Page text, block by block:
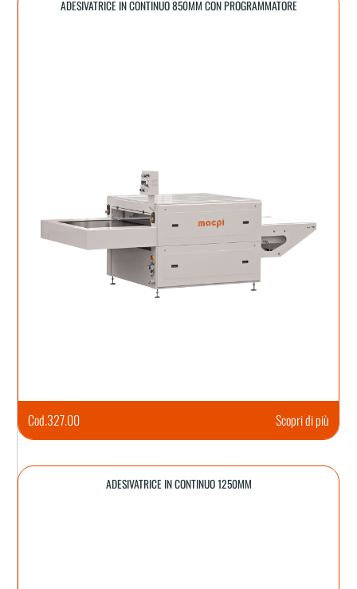
ADESIVATRICE IN CONTINUO 850MM CON PROGRAMMATORE
Cod.327.00 Scopri di più
ADESIVATRICE IN CONTINUO 1250MM